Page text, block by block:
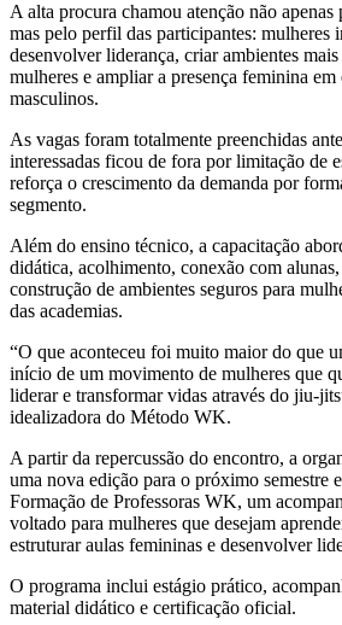
A alta procura chamou atenção não
mas pelo perfil das participantes: mulheres
desenvolver liderança, criar ambientes
mulheres e ampliar a presença feminina
masculinos.
As vagas foram totalmente preenchidas
interessadas ficou de fora por limitação de
reforça o crescimento da demanda por
segmento.
Além do ensino técnico, a capacitação
didática, acolhimento, conexão com
construção de ambientes seguros para
das academias.
“O que aconteceu foi muito maior do que
início de um movimento de mulheres que
liderar e transformar vidas através do jiu-
idealizadora do Método WK.
A partir da repercussão do encontro, a
uma nova edição para o próximo semestre
Formação de Professoras WK, um
voltado para mulheres que desejam
estruturar aulas femininas e desenvolver
O programa inclui estágio prático,
material didático e certificação oficial.